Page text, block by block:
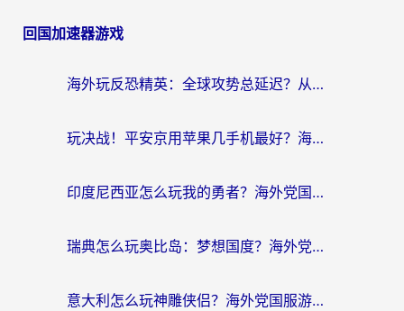
回国加速器游戏
海外玩反恐精英：全球攻势总延迟？从瑞典玩神武4到外国玩黎明觉醒，选对加速器才是关键！
玩决战！平安京用苹果几手机最好？海外党必看的设备+加速器双攻略
印度尼西亚怎么玩我的勇者？海外党国服游戏加速避坑指南（附实况五行师解决方案）
瑞典怎么玩奥比岛：梦想国度？海外党亲测有效的国服游戏加速全攻略
意大利怎么玩神雕侠侣？海外党国服游戏加速终极指南（附欧洲玩王者王国保卫战4不卡技巧）